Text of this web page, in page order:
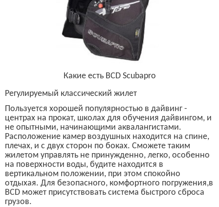
Какие есть BCD Scubapro
Регулируемый классический жилет
Пользуется хорошей популярностью в дайвинг -
центрах на прокат, школах для обучения дайвингом, и
не опытными, начинающими аквалангистами.
Расположение камер воздушных находится на спине,
плечах, и с двух сторон по боках. Сможете таким
жилетом управлять не принужденно, легко, особенно
на поверхности воды, будите находится в
вертикальном положении, при этом спокойно
отдыхая. Для безопасного, комфортного погружения,в
BCD может присутствовать система быстрого сброса
грузов.